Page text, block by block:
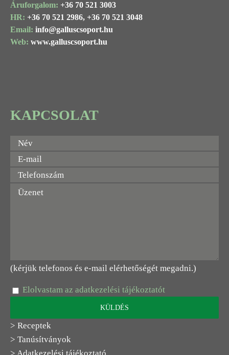
Áruforgalom: +36 70 521 3003
HR: +36 70 521 2986, +36 70 521 3048
Email: info@galluscsoport.hu
Web: www.galluscsoport.hu
KAPCSOLAT
(kérjük telefonos és e-mail elérhetőségét megadni.)
Elolvastam az adatkezelési tájékoztatót
> Receptek
> Tanúsítványok